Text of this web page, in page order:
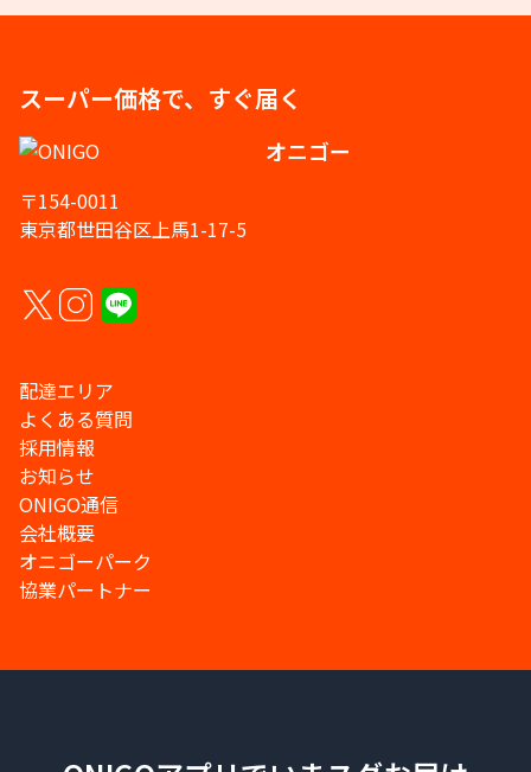
スーパー価格で、すぐ届く
オニゴー
〒154-0011
東京都世田谷区上馬1-17-5
配達エリア
よくある質問
採用情報
お知らせ
ONIGO通信
会社概要
オニゴーパーク
協業パートナー